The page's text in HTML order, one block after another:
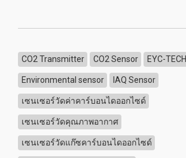
CO2 Transmitter CO2 Sensor EYC-TECH
Environmental sensor IAQ Sensor
เซนเซอร์วัดค่าคาร์บอนไดออกไซด์
เซนเซอร์วัดคุณภาพอากาศ
เซนเซอร์วัดแก๊ซคาร์บอนไดออกไซด์